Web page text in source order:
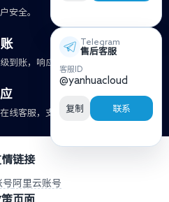
安全。
到账，响应更及时。
线客服，支持快速处理。
情链接
号 阿里云账号
页面
Telegram
售后客服
客服ID
@yanhuacloud
复制 联系